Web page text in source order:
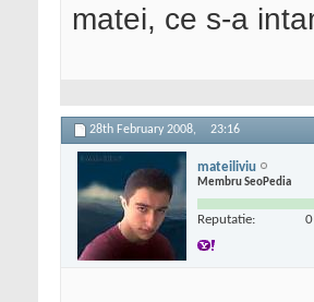
matei, ce s-a
28th February 2008, 23:16
mateiliviu
Membru SeoPedia
Reputatie: 0